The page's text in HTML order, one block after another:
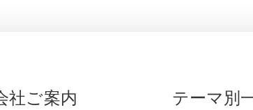
社ご案内 テーマ別